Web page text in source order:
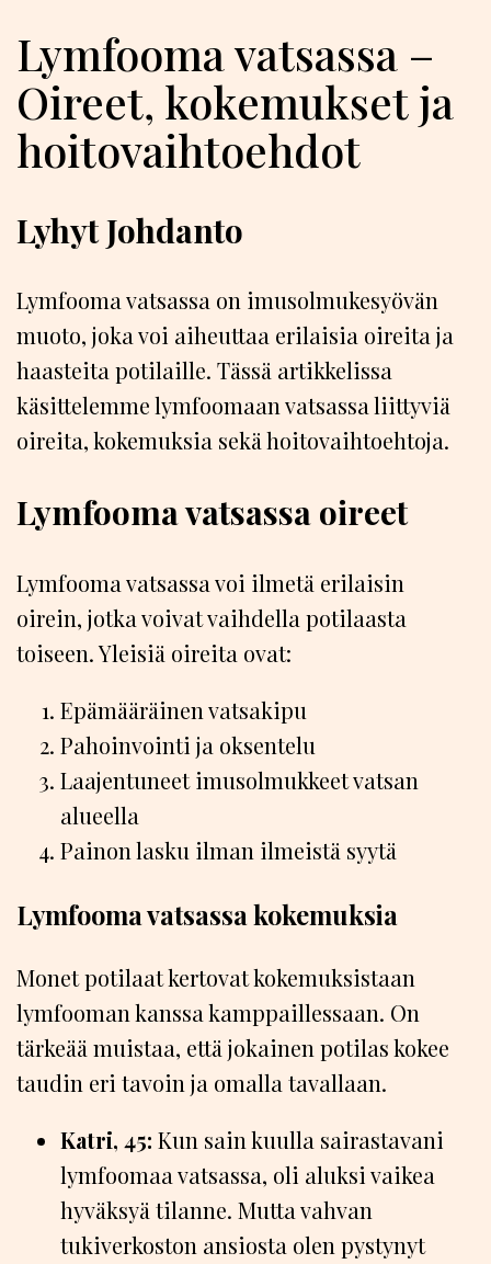
Lymfooma vatsassa –
Oireet, kokemukset ja
hoitovaihtoehdot
Lyhyt Johdanto
Lymfooma vatsassa on imusolmukesyövän
muoto, joka voi aiheuttaa erilaisia oireita ja
haasteita potilaille. Tässä artikkelissa
käsittelemme lymfoomaan vatsassa liittyviä
oireita, kokemuksia sekä hoitovaihtoehtoja.
Lymfooma vatsassa oireet
Lymfooma vatsassa voi ilmetä erilaisin
oirein, jotka voivat vaihdella potilaasta
toiseen. Yleisiä oireita ovat:
Epämääräinen vatsakipu
Pahoinvointi ja oksentelu
Laajentuneet imusolmukkeet vatsan
alueella
Painon lasku ilman ilmeistä syytä
Lymfooma vatsassa kokemuksia
Monet potilaat kertovat kokemuksistaan
lymfooman kanssa kamppaillessaan. On
tärkeää muistaa, että jokainen potilas kokee
taudin eri tavoin ja omalla tavallaan.
Katri, 45: Kun sain kuulla sairastavani
lymfoomaa vatsassa, oli aluksi vaikea
hyväksyä tilanne. Mutta vahvan
tukiverkoston ansiosta olen pystynyt